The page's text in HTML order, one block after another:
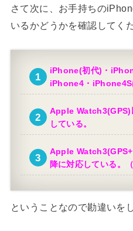
さて次に、お手持ちの
いるかどうかを確認してく
iPhone(初代)・
iPhone4・iPhone4S
Apple Watch3(GPS)
している。
Apple
降に対応している。
ということなので勘違いを